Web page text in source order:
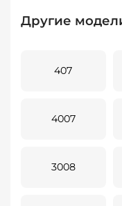
Другие
407
4007
3008